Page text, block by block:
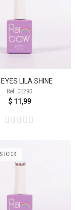
LILA SHINE
Ref: CE290
$ 11,99